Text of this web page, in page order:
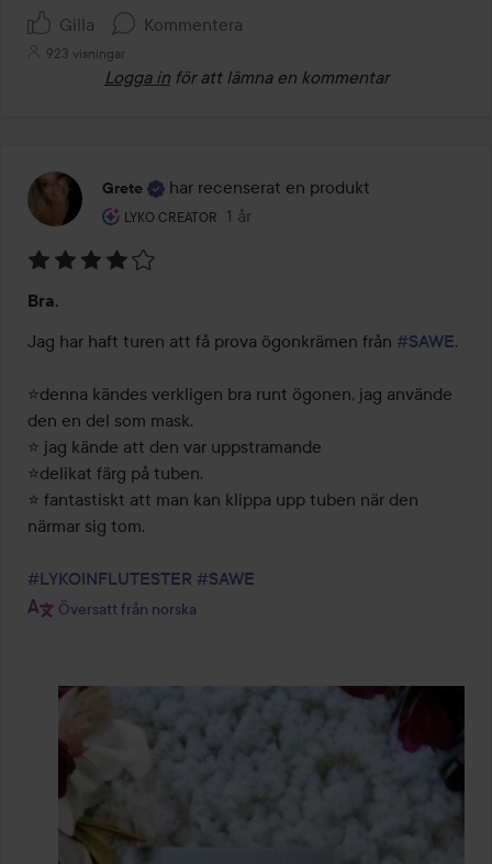
Gilla Kommentera
923 visningar
Logga in för att lämna en kommentar
Grete har recenserat en produkt
LYKO CREATOR
Användarens roll: Lyko Creator.
1 år
Inlägget skapades 1 år
4
av
Bra.
Jag har haft turen att få prova ögonkrämen från #SAWE.
⭐️denna kändes verkligen bra runt ögonen, jag använde
den en del som mask.
⭐️ jag kände att den var uppstramande
⭐️delikat färg på tuben.
⭐️ fantastiskt att man kan klippa upp tuben när den
närmar sig tom.
#LYKOINFLUTESTER #SAWE
Översatt från norska